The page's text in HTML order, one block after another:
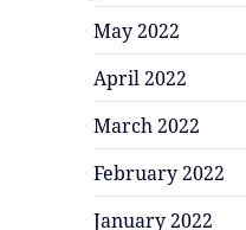
May 2022
April 2022
March 2022
February 2022
January 2022